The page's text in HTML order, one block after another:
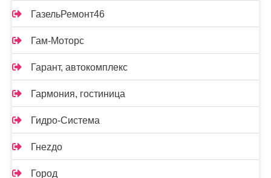
ГазельРемонт46
Гам-Моторс
Гарант, автокомплекс
Гармония, гостиница
Гидро-Система
Гнеzдо
Город